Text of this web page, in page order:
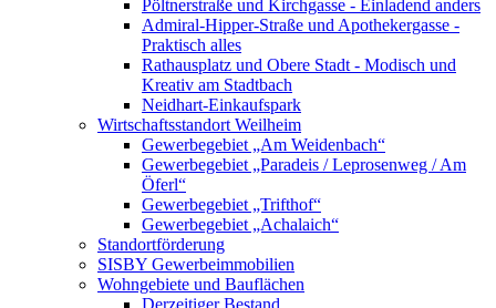
Pöltnerstraße und Kirchgasse - Einladend anders
Admiral-Hipper-Straße und Apothekergasse -
Praktisch alles
Rathausplatz und Obere Stadt - Modisch und
Kreativ am Stadtbach
Neidhart-Einkaufspark
Wirtschaftsstandort Weilheim
Gewerbegebiet „Am Weidenbach“
Gewerbegebiet „Paradeis / Leprosenweg / Am
Öferl“
Gewerbegebiet „Trifthof“
Gewerbegebiet „Achalaich“
Standortförderung
SISBY Gewerbeimmobilien
Wohngebiete und Bauflächen
Derzeitiger Bestand